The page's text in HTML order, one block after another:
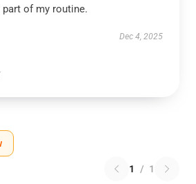
part of my routine.
Dec 4, 2025
1 / 1